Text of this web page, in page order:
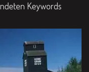
Keywords